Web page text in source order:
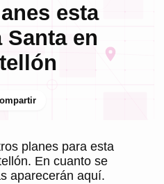
esta
Santa en
planes para esta
En cuanto se
aparecerán aquí.